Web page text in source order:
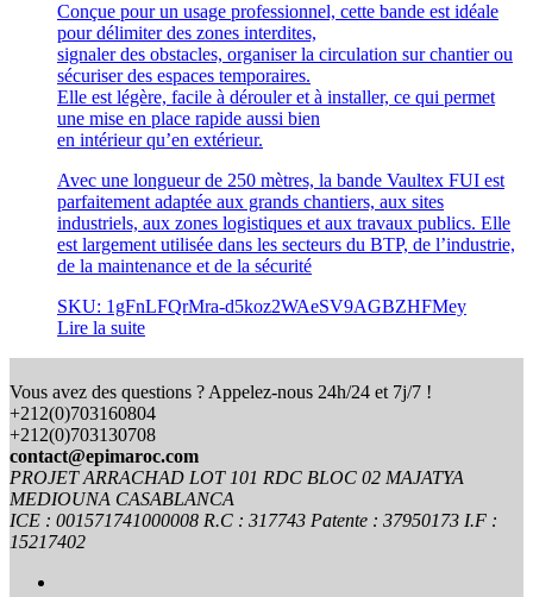
Conçue pour un usage professionnel, cette bande est idéale
pour délimiter des zones interdites,
signaler des obstacles, organiser la circulation sur chantier ou
sécuriser des espaces temporaires.
Elle est légère, facile à dérouler et à installer, ce qui permet
une mise en place rapide aussi bien
en intérieur qu’en extérieur.
Avec une longueur de 250 mètres, la bande Vaultex FUI est
parfaitement adaptée aux grands chantiers, aux sites
industriels, aux zones logistiques et aux travaux publics. Elle
est largement utilisée dans les secteurs du BTP, de l’industrie,
de la maintenance et de la sécurité
SKU: 1gFnLFQrMra-d5koz2WAeSV9AGBZHFMey
Lire la suite
Vous avez des questions ? Appelez-nous 24h/24 et 7j/7 !
+212(0)703160804
+212(0)703130708
contact@epimaroc.com
PROJET ARRACHAD LOT 101 RDC BLOC 02 MAJATYA
MEDIOUNA CASABLANCA
ICE : 001571741000008 R.C : 317743 Patente : 37950173 I.F :
15217402